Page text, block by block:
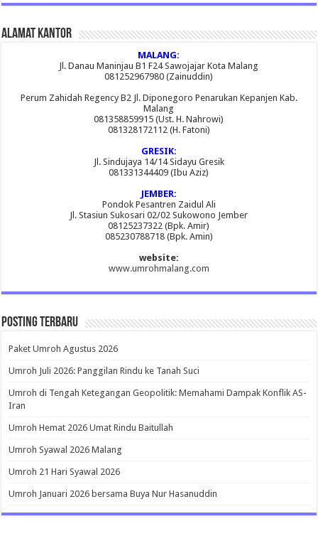
Alamat Kantor
MALANG:
Jl. Danau Maninjau B1 F24 Sawojajar Kota Malang
081252967980 (Zainuddin)
Perum Zahidah Regency B2 Jl. Diponegoro Penarukan Kepanjen Kab.
Malang
081358859915 (Ust. H. Nahrowi)
081328172112 (H. Fatoni)
GRESIK:
Jl. Sindujaya 14/14 Sidayu Gresik
081331344409 (Ibu Aziz)
JEMBER:
Pondok Pesantren Zaidul Ali
Jl. Stasiun Sukosari 02/02 Sukowono Jember
08125237322 (Bpk. Amir)
085230788718 (Bpk. Amin)
website:
www.umrohmalang.com
Posting Terbaru
Paket Umroh Agustus 2026
Umroh Juli 2026: Panggilan Rindu ke Tanah Suci
Umroh di Tengah Ketegangan Geopolitik: Memahami Dampak Konflik AS-
Iran
Umroh Hemat 2026 Umat Rindu Baitullah
Umroh Syawal 2026 Malang
Umroh 21 Hari Syawal 2026
Umroh Januari 2026 bersama Buya Nur Hasanuddin